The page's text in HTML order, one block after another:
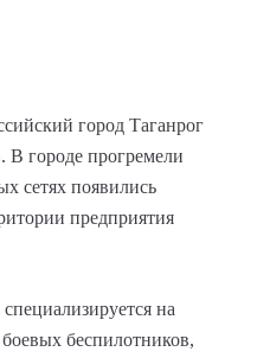
город Таганрог
В городе прогремели
сетях появились
предприятия
на
беспилотников,